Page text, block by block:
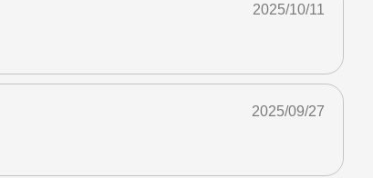
2025/10/11
2025/09/27